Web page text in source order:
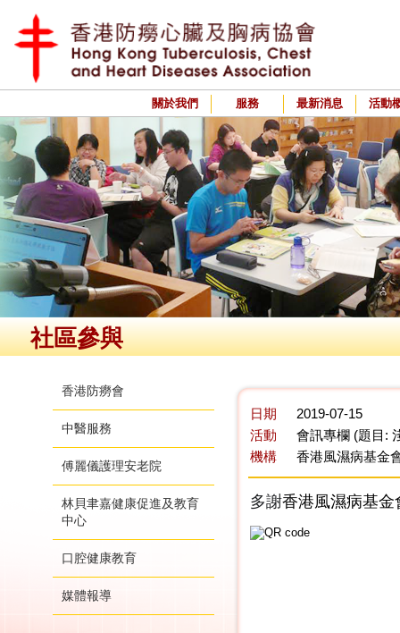
關於我們 服務 最新消息 活動
社區參與
香港防癆會
中醫服務
傅麗儀護理安老院
林貝聿嘉健康促進及教育
中心
口腔健康教育
媒體報導
日期
2019-07-15
活動
會訊專欄 (題目:
機構
香港風濕病基金
多謝香港風濕病基金